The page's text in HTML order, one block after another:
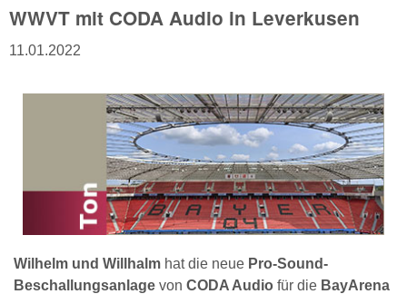
WWVT mit CODA Audio in Leverkusen
11.01.2022
Wilhelm und Willhalm hat die neue Pro-Sound-
Beschallungsanlage von CODA Audio für die BayArena